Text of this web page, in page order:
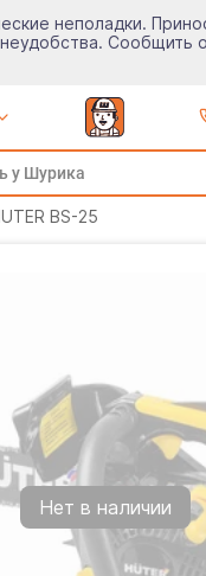
неполадки.
Сообщить
BS-25
Нет в наличии